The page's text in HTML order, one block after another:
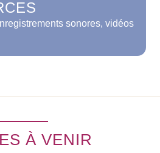
sonores, vidéos
À VENIR